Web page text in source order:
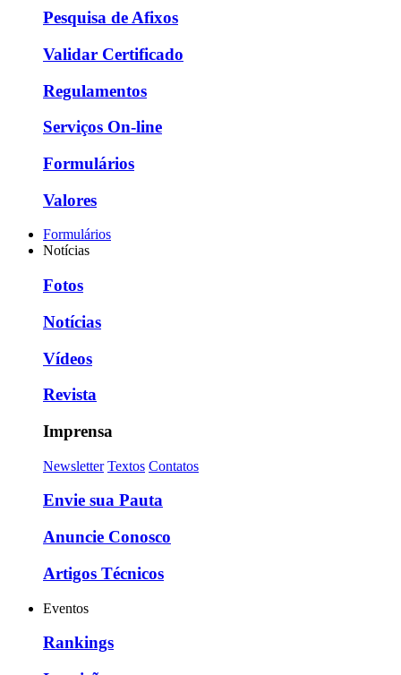
Pesquisa de Afixos
Validar Certificado
Regulamentos
Serviços On-line
Formulários
Valores
Formulários
Notícias
Fotos
Notícias
Vídeos
Revista
Imprensa
Newsletter Textos Contatos
Envie sua Pauta
Anuncie Conosco
Artigos Técnicos
Eventos
Rankings